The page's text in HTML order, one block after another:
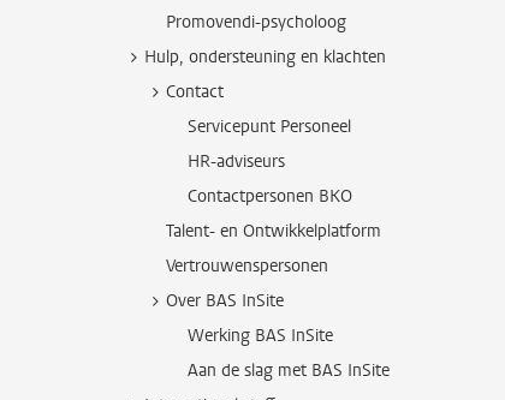
Promovendi-psycholoog
Hulp, ondersteuning en klachten
Contact
Servicepunt Personeel
HR-adviseurs
Contactpersonen BKO
Talent- en Ontwikkelplatform
Vertrouwenspersonen
Over BAS InSite
Werking BAS InSite
Aan de slag met BAS InSite